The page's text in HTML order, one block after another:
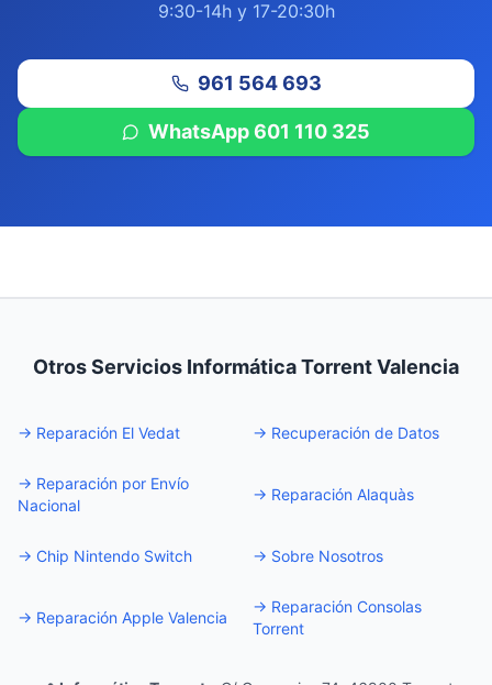
9:30-14h y 17-20:30h
961 564 693
WhatsApp 601 110 325
Otros Servicios Informática Torrent Valencia
→ Reparación El Vedat → Recuperación de Datos
→ Reparación por Envío
Nacional
→ Reparación Alaquàs
→ Chip Nintendo Switch → Sobre Nosotros
→ Reparación Apple Valencia
→ Reparación Consolas
Torrent